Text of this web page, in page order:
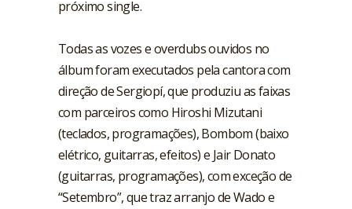
próximo single.
Todas as vozes e overdubs ouvidos no
álbum foram executados pela cantora com
direção de Sergiopí, que produziu as faixas
com parceiros como Hiroshi Mizutani
(teclados, programações), Bombom (baixo
elétrico, guitarras, efeitos) e Jair Donato
(guitarras, programações), com exceção de
“Setembro”, que traz arranjo de Wado e